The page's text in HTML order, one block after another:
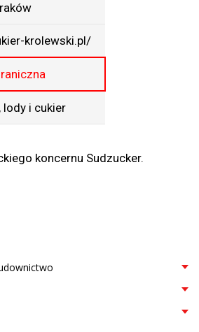
krolewski.pl/
lody i cukier
koncernu Sudzucker.